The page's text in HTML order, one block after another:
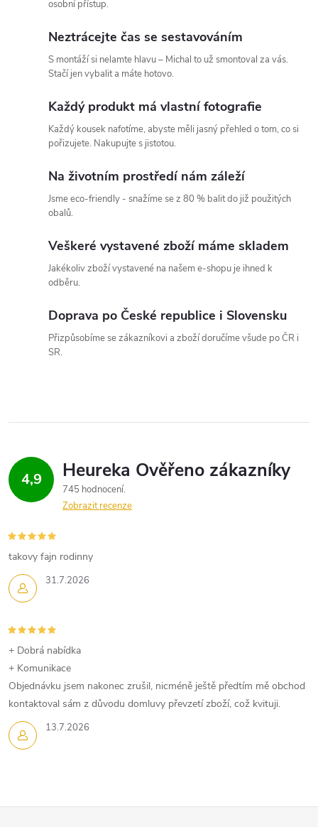
u
osobní přístup.
Neztrácejte čas se sestavováním
S montáží si nelamte hlavu – Michal to už smontoval za vás.
Stačí jen vybalit a máte hotovo.
Každý produkt má vlastní fotografie
Každý kousek nafotíme, abyste měli jasný přehled o tom, co si
pořizujete. Nakupujte s jistotou.
Na životním prostředí nám záleží
Jsme eco-friendly - snažíme se z 80 % balit do již použitých
obalů.
Veškeré vystavené zboží máme skladem
Jakékoliv zboží vystavené na našem e-shopu je ihned k
odběru.
Doprava po České republice i Slovensku
Přizpůsobíme se zákazníkovi a zboží doručíme všude po ČR i
SR.
4,9
745 hodnocení
Zobrazit recenze
31.7.2026
takovy fajn rodinny
13.7.2026
+ Dobrá nabídka
+ Komunikace
Objednávku jsem nakonec zrušil, nicméně ještě předtím mě obchod
kontaktoval sám z důvodu domluvy převzetí zboží, což kvituji.